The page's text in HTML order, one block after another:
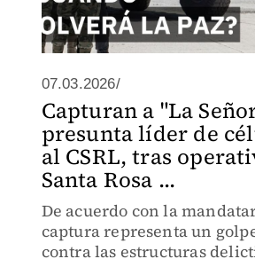
07.03.2026/
Capturan a "La
presunta líder de
al CSRL, tras
Santa Rosa ...
De acuerdo con la
captura representa un
contra las estructuras